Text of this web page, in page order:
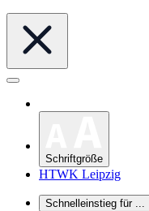
Schriftgröße
HTWK Leipzig
Schnelleinstieg für ...